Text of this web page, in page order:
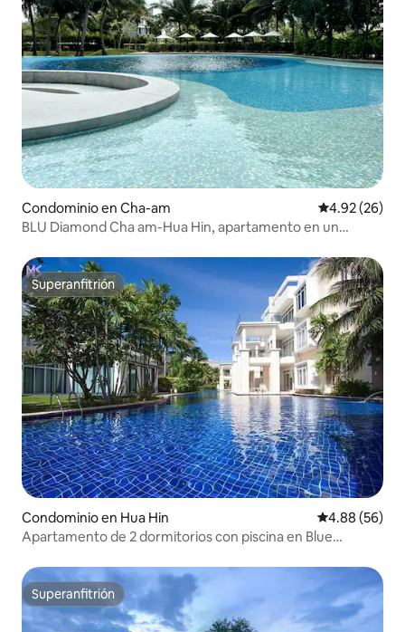
ciudad de Phetchaburi.
Condominio en Cha-am Calificación
4.92 (26)
BLU Diamond Cha am-Hua Hin, apartamento en un
Superanfitrión
Superanfitrión
Condominio en Hua Hin Calificación
4.88 (56)
Apartamento de 2 dormitorios con piscina en Blue
Superanfitrión
Superanfitrión